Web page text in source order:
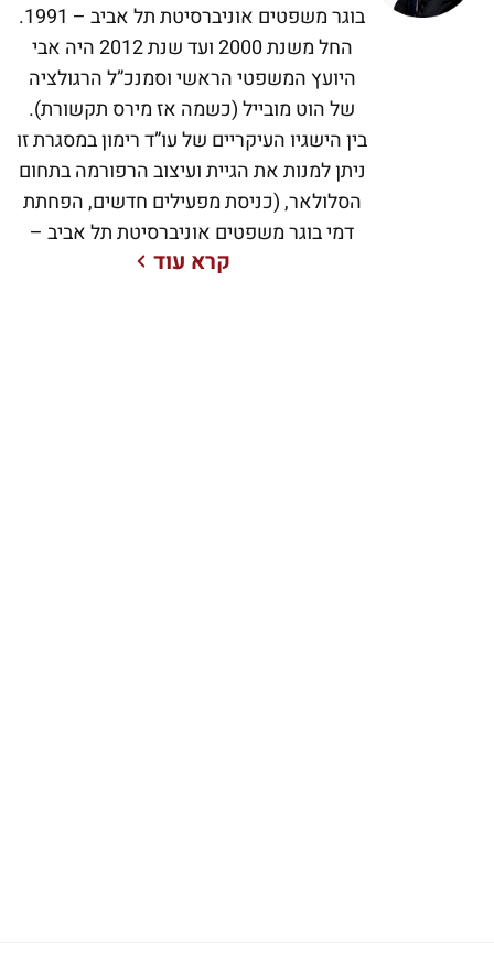
בוגר משפטים אוניברסיטת תל אביב – 1991.
החל משנת 2000 ועד שנת 2012 היה אבי
היועץ המשפטי הראשי וסמנכ”ל הרגולציה
של הוט מובייל (כשמה אז מירס תקשורת).
בין הישגיו העיקריים של עו”ד רימון במסגרת זו
ניתן למנות את הגיית ועיצוב הרפורמה בתחום
הסלולאר, (כניסת מפעילים חדשים, הפחתת
דמי בוגר משפטים אוניברסיטת תל אביב –
קרא עוד